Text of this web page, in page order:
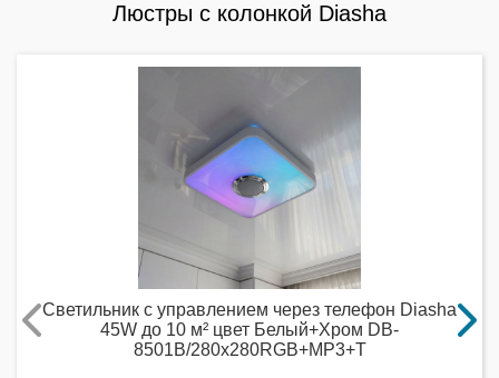
Люстры с колонкой Diasha
Светильник с управлением через телефон Diasha
45W до 10 м² цвет Белый+Хром DB-
8501B/280x280RGB+MP3+T